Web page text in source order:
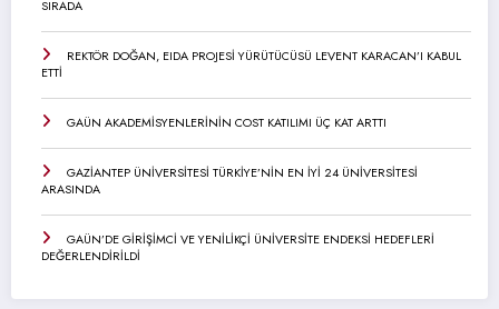
SIRADA
REKTÖR DOĞAN, EIDA PROJESİ YÜRÜTÜCÜSÜ LEVENT KARACAN’I KABUL
ETTİ
GAÜN AKADEMİSYENLERİNİN COST KATILIMI ÜÇ KAT ARTTI
GAZİANTEP ÜNİVERSİTESİ TÜRKİYE’NİN EN İYİ 24 ÜNİVERSİTESİ
ARASINDA
GAÜN’DE GİRİŞİMCİ VE YENİLİKÇİ ÜNİVERSİTE ENDEKSİ HEDEFLERİ
DEĞERLENDİRİLDİ